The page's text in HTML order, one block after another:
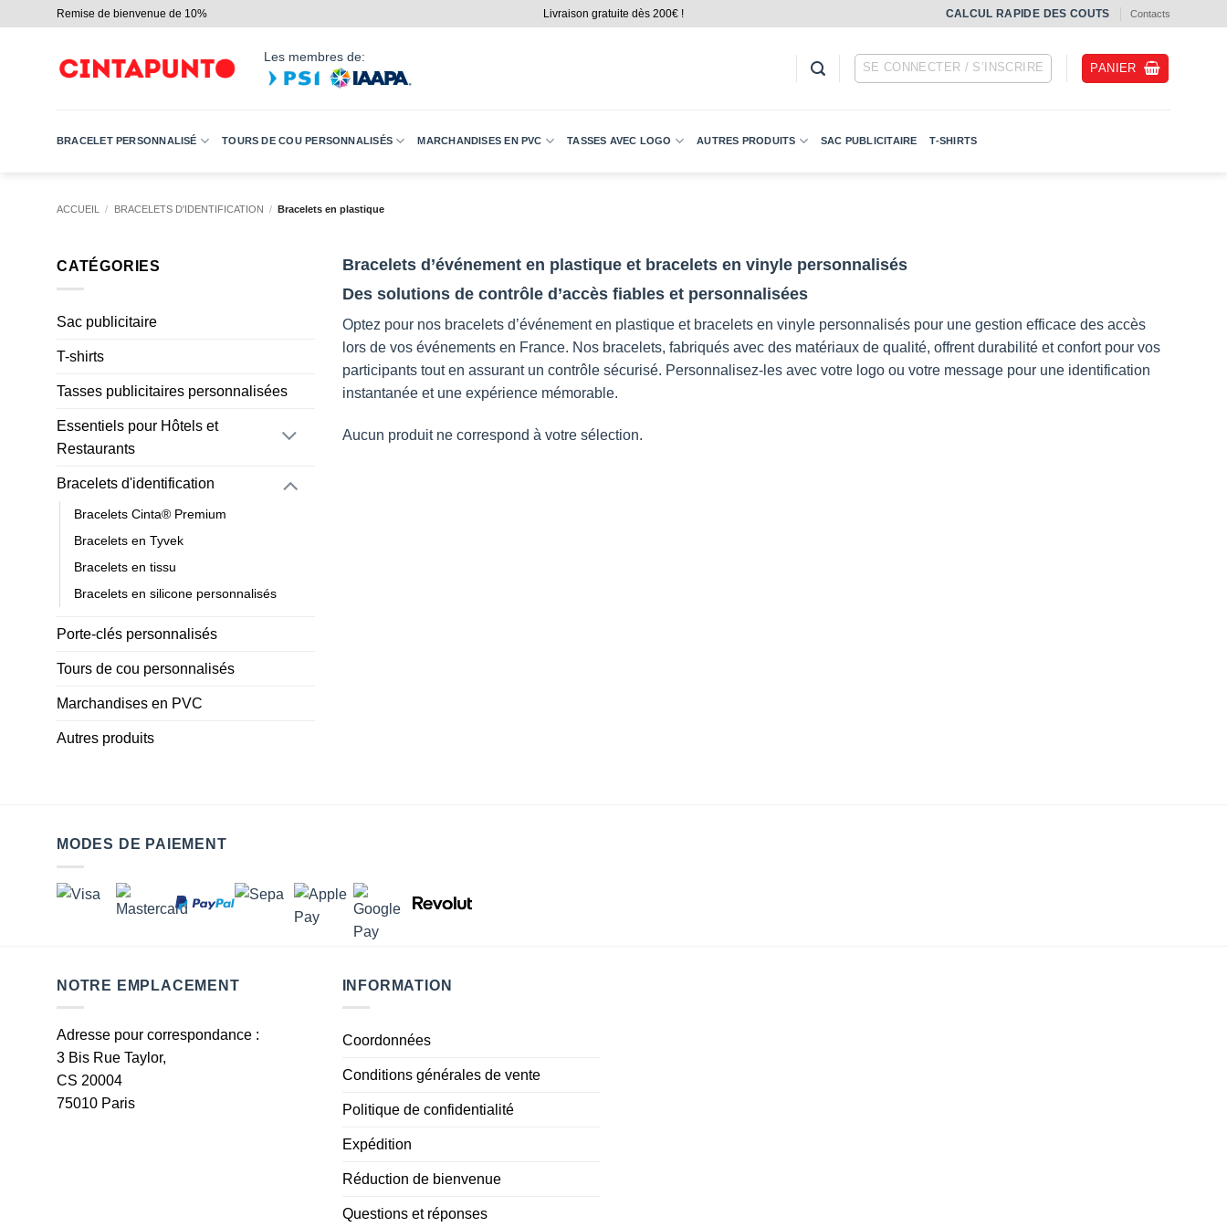
Remise de bienvenue de 10% Livraison gratuite dès 200€ ! СALCUL RAPIDE DES COUTS Contacts
Les membres de:
SE CONNECTER / S’INSCRIRE PANIER
BRACELET PERSONNALISÉ TOURS DE COU PERSONNALISÉS MARCHANDISES EN PVC TASSES AVEC LOGO AUTRES PRODUITS SAC PUBLICITAIRE T-SHIRTS
ACCUEIL / BRACELETS D'IDENTIFICATION / Bracelets en plastique
CATÉGORIES
Sac publicitaire
T-shirts
Tasses publicitaires personnalisées
Essentiels pour Hôtels et
Restaurants
Bracelets d'identification
Bracelets Cinta® Premium
Bracelets en Tyvek
Bracelets en tissu
Bracelets en silicone personnalisés
Porte-clés personnalisés
Tours de cou personnalisés
Marchandises en PVC
Autres produits
Bracelets d’événement en plastique et bracelets en vinyle personnalisés
Des solutions de contrôle d’accès fiables et personnalisées
Optez pour nos bracelets d’événement en plastique et bracelets en vinyle personnalisés pour une gestion efficace des accès
lors de vos événements en France. Nos bracelets, fabriqués avec des matériaux de qualité, offrent durabilité et confort pour vos
participants tout en assurant un contrôle sécurisé. Personnalisez-les avec votre logo ou votre message pour une identification
instantanée et une expérience mémorable.
Aucun produit ne correspond à votre sélection.
MODES DE PAIEMENT
NOTRE EMPLACEMENT
Adresse pour correspondance :
3 Bis Rue Taylor,
CS 20004
75010 Paris
INFORMATION
Coordonnées
Conditions générales de vente
Politique de confidentialité
Expédition
Réduction de bienvenue
Questions et réponses